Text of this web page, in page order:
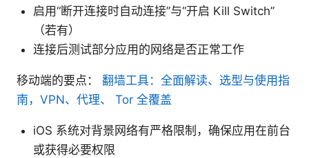
启用“断开连接时自动连接”与“开启 Kill Switch”
（若有）
连接后测试部分应用的网络是否正常工作
移动端的要点： 翻墙工具：全面解读、选型与使用指
南，VPN、代理、 Tor 全覆盖
iOS 系统对背景网络有严格限制，确保应用在前台
或获得必要权限